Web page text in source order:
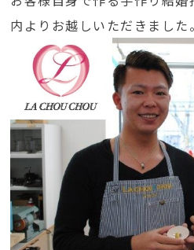
内よりお越しいただきました。